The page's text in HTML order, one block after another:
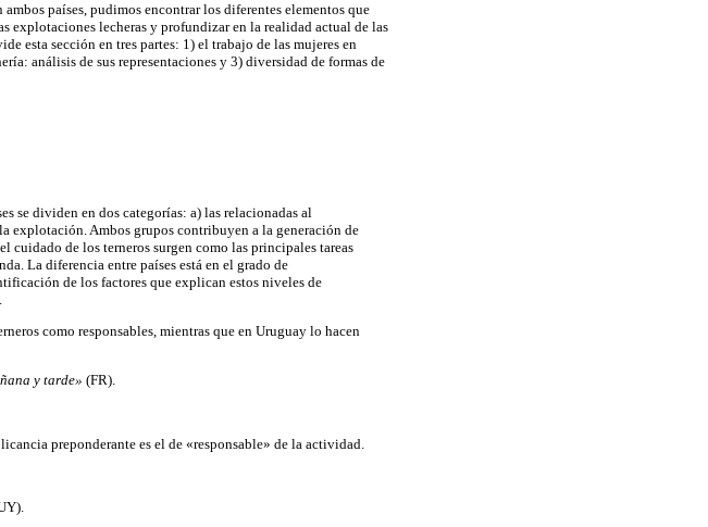
países, pudimos encontrar los diferentes elementos que
explotaciones lecheras y profundizar en la realidad actual de las
esta sección en tres partes: 1) el trabajo de las mujeres en
análisis de sus representaciones y 3) diversidad de formas de
se dividen en dos categorías: a) las relacionadas al
explotación. Ambos grupos contribuyen a la generación de
de los terneros surgen como las principales tareas
La diferencia entre países está en el grado de
de los factores que explican estos niveles de
como responsables, mientras que en Uruguay lo hacen
y tarde» (FR).
preponderante es el de «responsable» de la actividad.